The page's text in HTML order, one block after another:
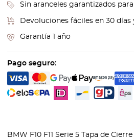
Sin aranceles garantizados
Devoluciones fáciles en 30
Garantía 1 año
Pago seguro:
BMW F10 F11 Serie 5 Tapa de